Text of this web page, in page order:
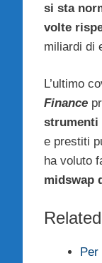
si sta
volte
miliardi di
L’ultimo
Finance
strumenti
e prestiti
ha voluto
midswap
Per